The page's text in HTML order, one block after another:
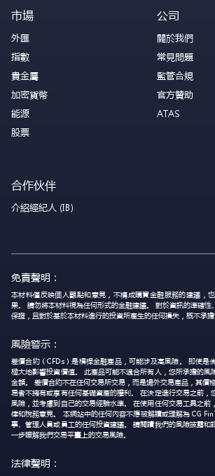
市場
外匯
指數
貴金屬
加密貨幣
能源
股票
公司
關於我們
常見問題
監管合規
官方贊助
ATAS
合作伙伴
介紹經紀人 (IB)
免責聲明：
本材料僅反映個人觀點和意見，不構成購買金融服務的建議，
果。 請勿將本材料視為任何形式的金融建議。 對於資訊的準確
保證，且對於基於本材料進行的投資所產生的任何損失，概不承擔
風險警示：
差價合約（CFDs）是槓桿金融產品，可能涉及高風險。 即使是
極大地影響投資價值。 此產品可能不適合所有人，您所承擔的風
金額。 差價合約不在任何交易所交易，而是場外交易產品，其價
易者不擁有或享有任何基礎資產的權利。 在決定進行交易之前，
風險，並考慮到自己的交易經驗水準。 在使用任何交易工具之前
律和稅務意見。 本網站中的任何內容不應被解讀或理解為 CG
事、管理人員或員工的任何投資建議。 請閱讀我們的風險披露和
一步瞭解我們交易平臺上的交易風險。
法律聲明：